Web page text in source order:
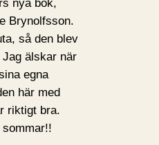
nya bok,
Brynolfsson.
så den blev
älskar när
egna
här med
riktigt bra.
sommar!!